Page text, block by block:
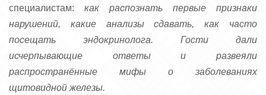
специалистам: как распознать первые признаки
нарушений, какие анализы сдавать, как часто
посещать эндокринолога. Гости дали
исчерпывающие ответы и развеяли
распространённые мифы о заболеваниях
щитовидной железы.